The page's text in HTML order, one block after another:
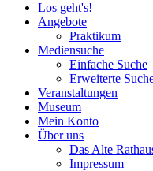
Los geht's!
Angebote
Praktikum
Mediensuche
Einfache Suche
Erweiterte
Veranstaltungen
Museum
Mein Konto
Über uns
Das Alte
Impressum